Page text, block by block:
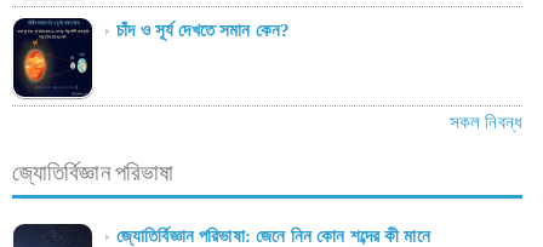
চাঁদ ও সূর্য দেখতে সমান কেন?
সকল নিবন্ধ
জ্যোতির্বিজ্ঞান পরিভাষা
জ্যোতির্বিজ্ঞান পরিভাষা: জেনে নিন কোন শব্দের কী মানে